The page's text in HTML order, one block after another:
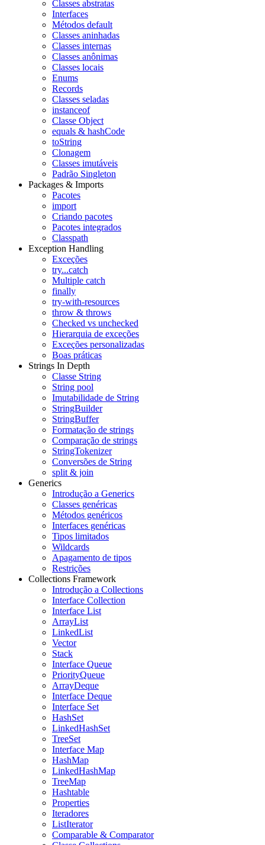
Classes abstratas
Interfaces
Métodos default
Classes aninhadas
Classes internas
Classes anônimas
Classes locais
Enums
Records
Classes seladas
instanceof
Classe Object
equals & hashCode
toString
Clonagem
Classes imutáveis
Padrão Singleton
Packages & Imports
Pacotes
import
Criando pacotes
Pacotes integrados
Classpath
Exception Handling
Exceções
try...catch
Multiple catch
finally
try-with-resources
throw & throws
Checked vs unchecked
Hierarquia de exceções
Exceções personalizadas
Boas práticas
Strings In Depth
Classe String
String pool
Imutabilidade de String
StringBuilder
StringBuffer
Formatação de strings
Comparação de strings
StringTokenizer
Conversões de String
split & join
Generics
Introdução a Generics
Classes genéricas
Métodos genéricos
Interfaces genéricas
Tipos limitados
Wildcards
Apagamento de tipos
Restrições
Collections Framework
Introdução a Collections
Interface Collection
Interface List
ArrayList
LinkedList
Vector
Stack
Interface Queue
PriorityQueue
ArrayDeque
Interface Deque
Interface Set
HashSet
LinkedHashSet
TreeSet
Interface Map
HashMap
LinkedHashMap
TreeMap
Hashtable
Properties
Iteradores
ListIterator
Comparable & Comparator